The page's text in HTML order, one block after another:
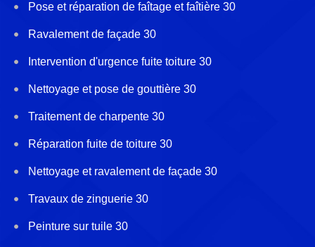
Pose et réparation de faîtage et faîtière 30
Ravalement de façade 30
Intervention d'urgence fuite toiture 30
Nettoyage et pose de gouttière 30
Traitement de charpente 30
Réparation fuite de toiture 30
Nettoyage et ravalement de façade 30
Travaux de zinguerie 30
Peinture sur tuile 30